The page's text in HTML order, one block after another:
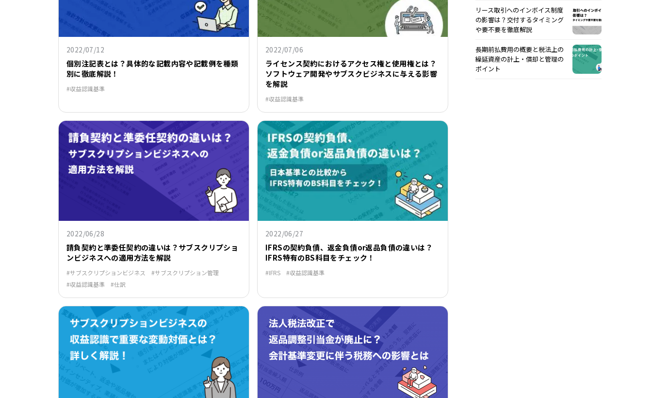
2022/07/12
個別注記表とは？具体的な記載内容や記載例を種類
別に徹底解説！
収益認識基準
2022/07/06
ライセンス契約におけるアクセス権と使用権とは？
ソフトウェア開発やサブスクビジネスに与える影響
を解説
収益認識基準
2022/06/28
請負契約と準委任契約の違いは？サブスクリプショ
ンビジネスへの適用方法を解説
サブスクリプションビジネス
サブスクリプション管理
収益認識基準
仕訳
2022/06/27
IFRSの契約負債、返金負債or返品負債の違いは？
IFRS特有のBS科目をチェック！
IFRS 収益認識基準
リース取引へのインボイス制度
の影響は？交付するタイミング
や要不要を徹底解説
長期前払費用の概要と税法上の
繰延資産の計上・償却と管理の
ポイント